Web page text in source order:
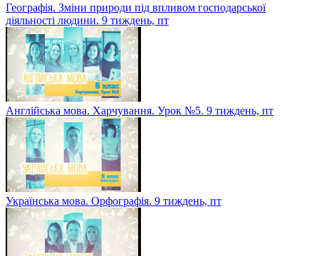
Географія. Зміни природи під впливом господарської
діяльності людини. 9 тиждень, пт
Англійська мова. Харчування. Урок №5. 9 тиждень, пт
Українська мова. Орфографія. 9 тиждень, пт